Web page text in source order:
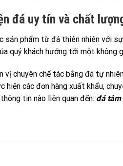
đá uy tín và chất
sản phẩm từ đá thiên nhiên với
quý khách hướng tới một
vị chuyên chế tác bằng đá tự
hiện các đơn hàng xuất khẩu,
tin nào liên quan đến: đá tâm